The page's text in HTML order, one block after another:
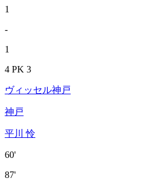
1
-
1
4 PK 3
ヴィッセル神戸
神戸
平川 怜
60'
87'